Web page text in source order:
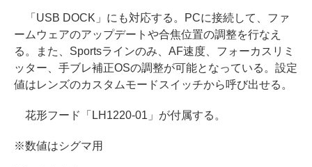
「USB DOCK」にも対応する。PCに接続して、ファ
ームウェアのアップデートや合焦位置の調整を行なえ
る。また、Sportsラインのみ、AF速度、フォーカスリミ
ッター、手ブレ補正OSの調整が可能となっている。設定
値はレンズのカスタムモードスイッチから呼び出せる。
花形フード「LH1220-01」が付属する。
※数値はシグマ用